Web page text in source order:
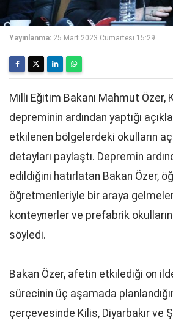
Yayınlanma: 25 Mart 2023 Cumartesi 15:29
Milli Eğitim Bakanı Mahmut Özer,
depreminin ardından yaptığı
etkilenen bölgelerdeki okulların
detayları paylaştı. Depremin
edildiğini hatırlatan Bakan Özer,
öğretmenleriyle bir araya
konteynerler ve prefabrik okulların
söyledi.
Bakan Özer, afetin etkilediği on
sürecinin üç aşamada
çerçevesinde Kilis, Diyarbakır ve